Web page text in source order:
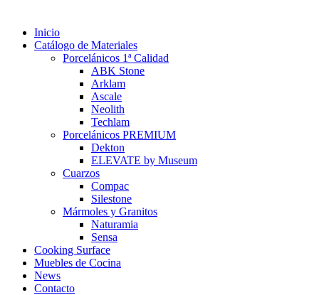
Inicio
Catálogo de Materiales
Porcelánicos 1ª Calidad
ABK Stone
Arklam
Ascale
Neolith
Techlam
Porcelánicos PREMIUM
Dekton
ELEVATE by Museum
Cuarzos
Compac
Silestone
Mármoles y Granitos
Naturamia
Sensa
Cooking Surface
Muebles de Cocina
News
Contacto